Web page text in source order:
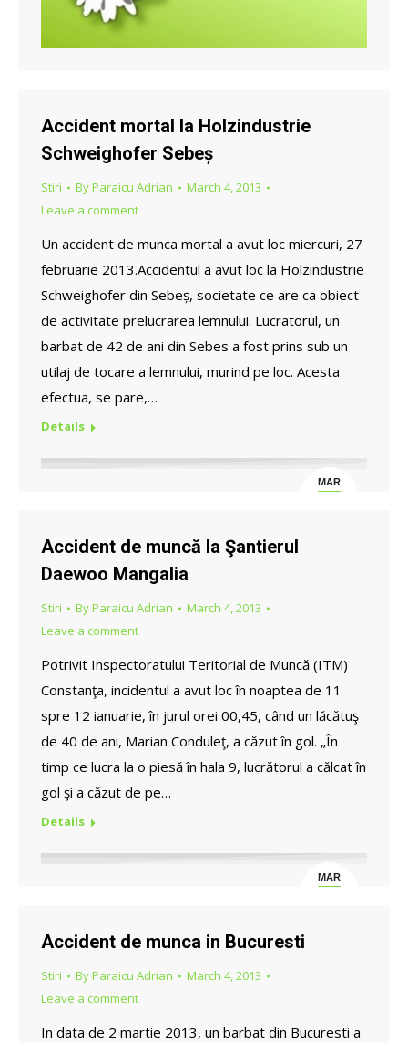
Accident mortal la Holzindustrie
Schweighofer Sebeș
Stiri ByParaicu Adrian
March 4, 2013
Leave a comment
Un accident de munca mortal a avut loc miercuri, 27
februarie 2013.Accidentul a avut loc la Holzindustrie
Schweighofer din Sebeș, societate ce are ca obiect
de activitate prelucrarea lemnului. Lucratorul, un
barbat de 42 de ani din Sebes a fost prins sub un
utilaj de tocare a lemnului, murind pe loc. Acesta
efectua, se pare,…
Details
MAR
Accident de muncă la Şantierul
Daewoo Mangalia
Stiri ByParaicu Adrian
March 4, 2013
Leave a comment
Potrivit Inspectoratului Teritorial de Muncă (ITM)
Constanţa, incidentul a avut loc în noaptea de 11
spre 12 ianuarie, în jurul orei 00,45, când un lăcătuş
de 40 de ani, Marian Conduleţ, a căzut în gol. „În
timp ce lucra la o piesă în hala 9, lucrătorul a călcat în
gol şi a căzut de pe…
Details
MAR
Accident de munca in Bucuresti
Stiri ByParaicu Adrian
March 4, 2013
Leave a comment
In data de 2 martie 2013, un barbat din Bucuresti a